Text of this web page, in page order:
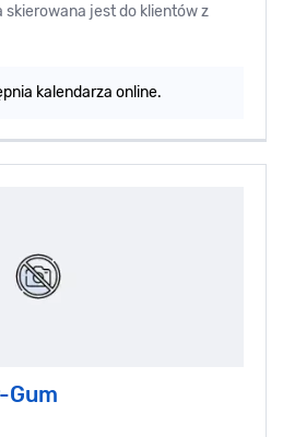
jest do klientów z
kalendarza online.
Gum